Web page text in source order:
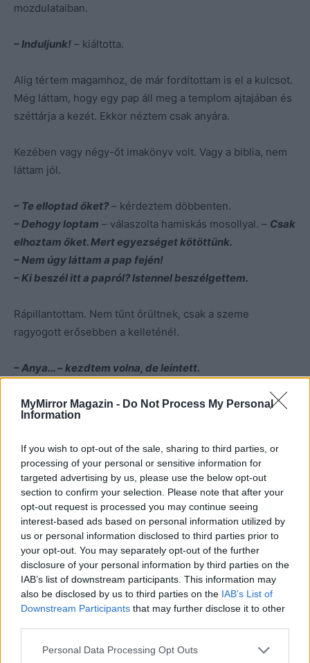
MyMirror Magazin - Do Not Process My Personal
Information
If you wish to opt-out of the sale, sharing to third parties, or
processing of your personal or sensitive information for
targeted advertising by us, please use the below opt-out
section to confirm your selection. Please note that after your
opt-out request is processed you may continue seeing
interest-based ads based on personal information utilized by
us or personal information disclosed to third parties prior to
your opt-out. You may separately opt-out of the further
disclosure of your personal information by third parties on the
IAB’s list of downstream participants. This information may
also be disclosed by us to third parties on the IAB’s List of
Downstream Participants that may further disclose it to other
Personal Data Processing Opt Outs
mozdulataiban.
– Induljunk! – kiáltotta.
Alig tértem magamhoz, de már fordítottam is el a kulcsot.
Még láttam, hogy egy pap áll meg a templom ajtajában és
széttárja a kezét. Ekkor néztem csak anyára.
Kezében vagy négy-őt imakönyv volt. Vagy a biblia, nem
láttam jól.
– Te elloptad őket? – kérdeztem döbbenten.
– Dehogy loptam – válaszolta hamiskás mosollyal. – Csak
elhoztam őket. Mert egyezséget kötöttünk.
– Nem úgy láttam a pap fején!
– Ki beszél itt a papról? Istennel beszélgettem.
Rápillantottam. Nem tűnt őrültnek, csak a szeme
ragyogott erősebben a kelleténél.
– Anya… – kezdtem volna, de leintett.
– Azért csak próbáld meg!
– Úgy döntöttem, egyezkedni kezdek a jóistennel. Neki
szavai. És ha isten el akarja venni tőlem a látásom, én
elveszem tőle a szólást.
Hallgattam.
– Azt mondtam neki, hogy visszaadom a szavait, ha
hagyja, hogy olvassam őket. Addig fogok látni, amíg
ezeket rongyosra nem lapozom. Aztán veszek
helyettük másikat és isten boldog lesz.
– Valamit tennem kellett – nyögte mielőtt rázni kezdte a